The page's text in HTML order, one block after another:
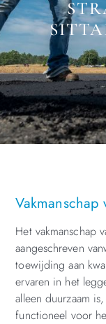
Vakmanschap
Het vakmanschap
aangeschreven
toewijding aan
ervaren in het
alleen duurzaam
functioneel voor